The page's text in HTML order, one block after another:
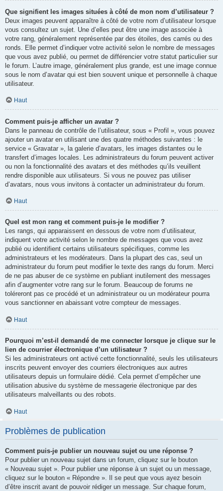
Que signifient les images situées à côté de mon nom d’utilisateur ?
Deux images peuvent apparaître à côté de votre nom d’utilisateur lorsque
vous consultez un sujet. Une d’elles peut être une image associée à
votre rang, généralement représentée par des étoiles, des carrés ou des
ronds. Elle permet d’indiquer votre activité selon le nombre de messages
que vous avez publié, ou permet de différencier votre statut particulier sur
le forum. L’autre image, généralement plus grande, est une image connue
sous le nom d’avatar qui est bien souvent unique et personnelle à chaque
utilisateur.
Haut
Comment puis-je afficher un avatar ?
Dans le panneau de contrôle de l’utilisateur, sous « Profil », vous pouvez
ajouter un avatar en utilisant une des quatre méthodes suivantes : le
service « Gravatar », la galerie d’avatars, les images distantes ou le
transfert d’images locales. Les administrateurs du forum peuvent activer
ou non la fonctionnalité des avatars et des méthodes qu’ils veuillent
rendre disponible aux utilisateurs. Si vous ne pouvez pas utiliser
d’avatars, nous vous invitons à contacter un administrateur du forum.
Haut
Quel est mon rang et comment puis-je le modifier ?
Les rangs, qui apparaissent en dessous de votre nom d’utilisateur,
indiquent votre activité selon le nombre de messages que vous avez
publié ou identifient certains utilisateurs spécifiques, comme les
administrateurs et les modérateurs. Dans la plupart des cas, seul un
administrateur du forum peut modifier le texte des rangs du forum. Merci
de ne pas abuser de ce système en publiant inutilement des messages
afin d’augmenter votre rang sur le forum. Beaucoup de forums ne
toléreront pas ce procédé et un administrateur ou un modérateur pourra
vous sanctionner en abaissant votre compteur de messages.
Haut
Pourquoi m’est-il demandé de me connecter lorsque je clique sur le
lien de courrier électronique d’un utilisateur ?
Si les administrateurs ont activé cette fonctionnalité, seuls les utilisateurs
inscrits peuvent envoyer des courriers électroniques aux autres
utilisateurs depuis un formulaire dédié. Cela permet d’empêcher une
utilisation abusive du système de messagerie électronique par des
utilisateurs malveillants ou des robots.
Haut
Problèmes de publication
Comment puis-je publier un nouveau sujet ou une réponse ?
Pour publier un nouveau sujet dans un forum, cliquez sur le bouton
« Nouveau sujet ». Pour publier une réponse à un sujet ou un message,
cliquez sur le bouton « Répondre ». Il se peut que vous ayez besoin
d’être inscrit avant de pouvoir rédiger un message. Sur chaque forum,